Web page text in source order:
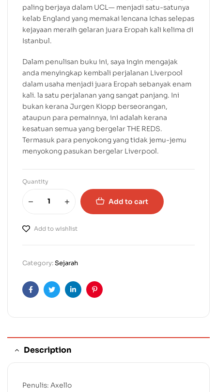
paling berjaya dalam UCL— menjadi satu-satunya
kelab England yang memakai lencana Ichas selepas
kejayaan meraih gelaran juara Eropah kali kelima di
Istanbul.
Dalam penulisan buku ini, saya ingin mengajak
anda menyingkap kembali perjalanan Liverpool
dalam usaha menjadi juara Eropah sebanyak enam
kali. la satu perjalanan yang sangat panjang. Ini
bukan kerana Jurgen Kiopp berseorangan,
ataupun para pemainnya, ini adalah kerana
kesatuan semua yang bergelar THE REDS.
Termasuk para penyokong yang tidak jemu-jemu
menyokong pasukan bergelar Liverpool.
Quantity
Add to cart
Add to wishlist
Category:Sejarah
FacebookTwitterLinkedinPinterest
Description
Penulis: Axello